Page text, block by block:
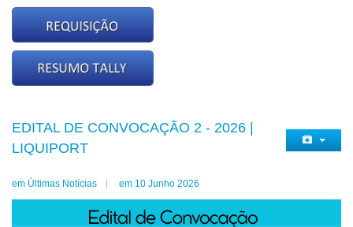
EDITAL DE CONVOCAÇÃO 2 - 2026 |
LIQUIPORT
em Últimas Notícias em 10 Junho 2026